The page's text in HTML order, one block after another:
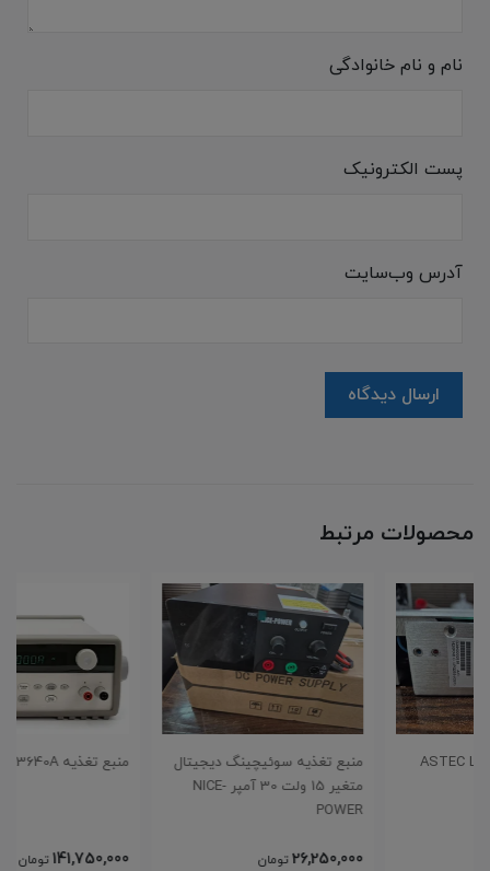
نام و نام خانوادگی
پست الکترونیک
آدرس وب‌سایت
ارسال دیدگاه
محصولات مرتبط
منبع تغذیه سوئیچینگ دیجیتال
متغیر 15 ولت 30 آمپر NICE-
تومان
منبع تغذیه Agilent E3640A
تومان